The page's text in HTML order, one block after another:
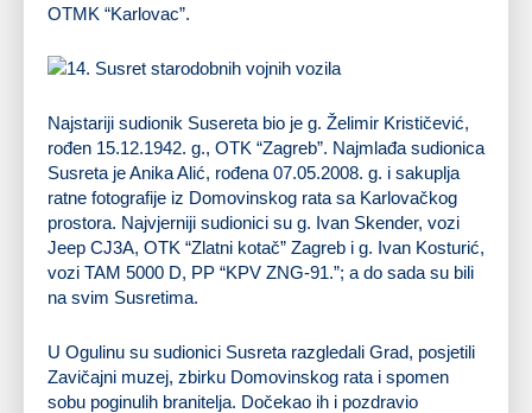
OTMK “Karlovac”.
Najstariji sudionik Susereta bio je g. Želimir Krističević,
rođen 15.12.1942. g., OTK “Zagreb”. Najmlađa sudionica
Susreta je Anika Alić, rođena 07.05.2008. g. i sakuplja
ratne fotografije iz Domovinskog rata sa Karlovačkog
prostora. Najvjerniji sudionici su g. Ivan Skender, vozi
Jeep CJ3A, OTK “Zlatni kotač” Zagreb i g. Ivan Kosturić,
vozi TAM 5000 D, PP “KPV ZNG-91.”; a do sada su bili
na svim Susretima.
U Ogulinu su sudionici Susreta razgledali Grad, posjetili
Zavičajni muzej, zbirku Domovinskog rata i spomen
sobu poginulih branitelja. Dočekao ih i pozdravio